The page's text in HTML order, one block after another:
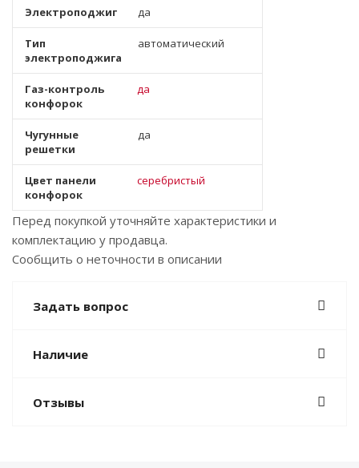
Электроподжиг да
Тип
электроподжига
автоматический
Газ-контроль
конфорок
да
Чугунные
решетки
да
Цвет панели
конфорок
серебристый
Перед покупкой уточняйте характеристики и
комплектацию у продавца.
Сообщить о неточности в описании
Задать вопрос
Наличие
Отзывы